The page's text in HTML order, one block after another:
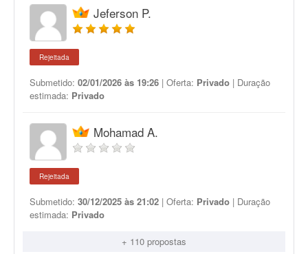
Jeferson P.
Rejeitada
Submetido: 02/01/2026 às 19:26 | Oferta: Privado | Duração
estimada: Privado
Mohamad A.
Rejeitada
Submetido: 30/12/2025 às 21:02 | Oferta: Privado | Duração
estimada: Privado
+ 110 propostas